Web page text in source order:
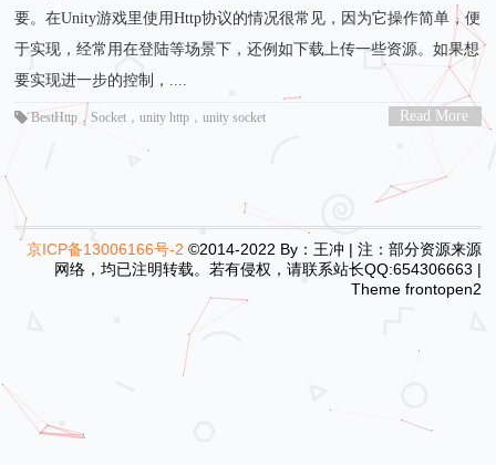
要。在Unity游戏里使用Http协议的情况很常见，因为它操作简单，便
于实现，经常用在登陆等场景下，还例如下载上传一些资源。如果想
要实现进一步的控制，....
Read More
BestHttp ， Socket ，unity http ，unity socket
京ICP备13006166号-2 ©2014-2022 By：王冲 | 注：部分资源来源
网络，均已注明转载。若有侵权，请联系站长QQ:654306663 |
Theme frontopen2